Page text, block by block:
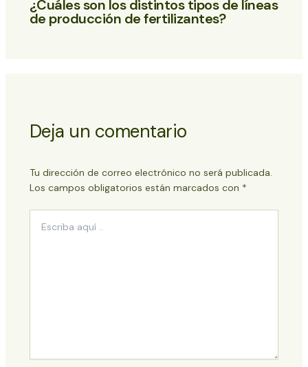
¿Cuáles son los distintos tipos de líneas
de producción de fertilizantes?
Deja un comentario
Tu dirección de correo electrónico no será publicada.
Los campos obligatorios están marcados con *
aquí